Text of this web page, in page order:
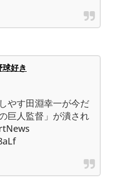
好き
やす田淵幸一が今だ
巨人監督」が潰され